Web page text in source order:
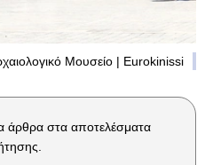
Μουσείο | Eurokinissi
άρθρα στα αποτελέσματα